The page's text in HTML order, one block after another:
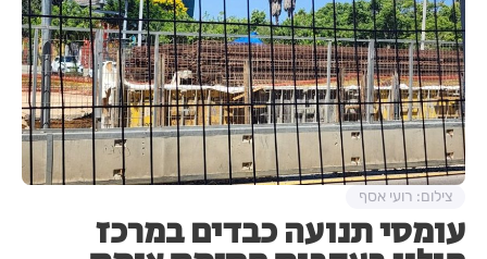
עומסי תנועה כבדים במרכז
צילום: רועי אסף